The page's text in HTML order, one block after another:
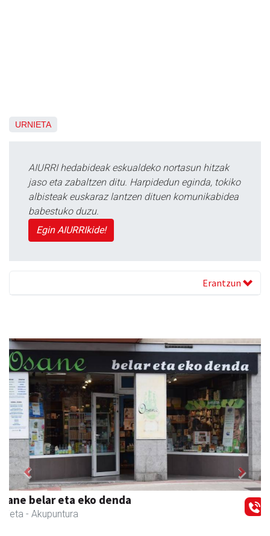
URNIETA
AIURRI hedabideak eskualdeko nortasun hitzak
jaso eta zabaltzen ditu. Harpidedun eginda, tokiko
albisteak euskaraz lantzen dituen komunikabidea
babestuko duzu.
Egin AIURRIkide!
Erantzun
Egape Ikastola
Urnieta - Hezkuntza
Previous Next